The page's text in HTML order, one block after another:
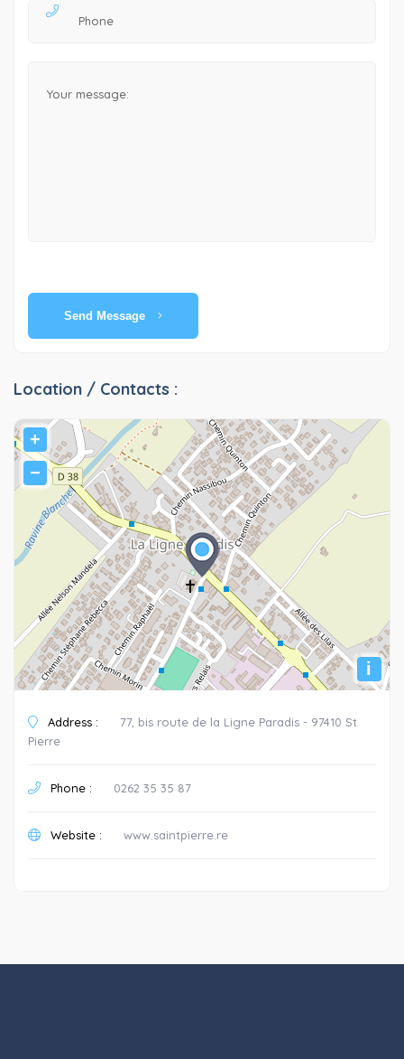
Send Message
Location / Contacts :
+
−
i
Address :
77, bis route de la Ligne Paradis - 97410 St
Pierre
Phone : 0262 35 35 87
Website : www.saintpierre.re